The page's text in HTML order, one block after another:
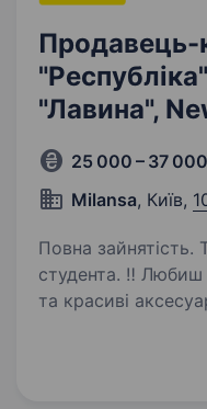
Продавець-
"Лавина",
25 000 – 37
Milansa, Київ,
Повна зайнятість.
студента. ‼ Любиш стиль, спілкування
та красиві
сонцезахисні